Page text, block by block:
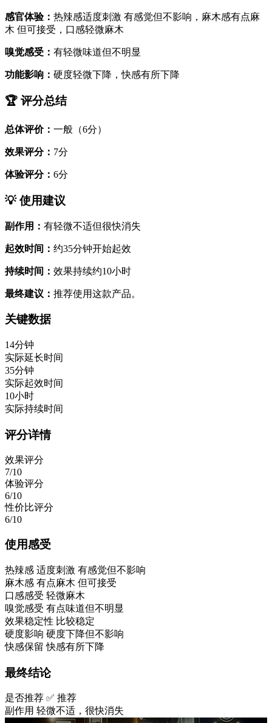
感官体验： 热辣感适度刺激 有感觉但不影响，麻木感有点麻
木 但可接受，口感轻微麻木
嗅觉感受： 有轻微味道但不明显
功能影响： 硬度轻微下降，快感有所下降
🏆 评分总结
总体评价： 一般（6分）
效果评分： 7分
体验评分： 6分
💡 使用建议
副作用： 有轻微不适但很快消失
起效时间： 约35分钟开始起效
持续时间： 效果持续约10小时
最终建议： 推荐使用这款产品。
关键数据
14分钟
实际延长时间
35分钟
实际起效时间
10小时
实际持续时间
评分详情
效果评分
7/10
体验评分
6/10
性价比评分
6/10
使用感受
热辣感 适度刺激 有感觉但不影响
麻木感 有点麻木 但可接受
口感感受 轻微麻木
嗅觉感受 有点味道但不明显
效果稳定性 比较稳定
硬度影响 硬度下降但不影响
快感保留 快感有所下降
最终结论
是否推荐 ✅ 推荐
副作用 轻微不适，很快消失